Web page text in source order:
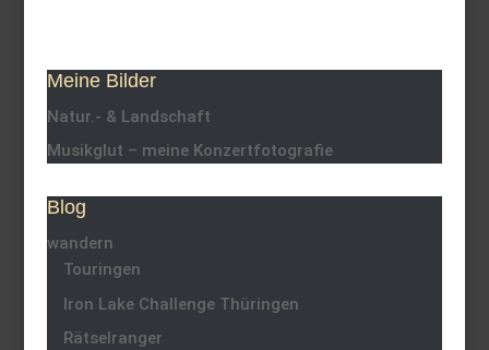
Meine Bilder
Natur.- & Landschaft
Musikglut – meine Konzertfotografie
Blog
wandern
Touringen
Iron Lake Challenge Thüringen
Rätselranger